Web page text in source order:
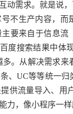
动需求。就是说
不生产内容，
要来自于信息
度搜索结果中体
多。从解决需求
、UC等等统一
供流量导入、
力，像小程序一